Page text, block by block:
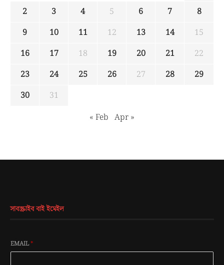
2
3 4 5 6 7
8
9
10 11 12 13 14
15
16
17 18 19 20 21
22
23
24 25 26 27 28
29
30
31
« Feb Apr »
সাবস্ক্রাইব বাই ইমেইল
EMAIL*